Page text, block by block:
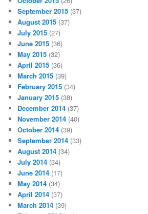
September 2015 (37)
August 2015 (37)
July 2015 (27)
June 2015 (36)
May 2015 (32)
April 2015 (36)
March 2015 (39)
February 2015 (34)
January 2015 (38)
December 2014 (37)
November 2014 (40)
October 2014 (39)
September 2014 (33)
August 2014 (34)
July 2014 (34)
June 2014 (17)
May 2014 (34)
April 2014 (37)
March 2014 (39)